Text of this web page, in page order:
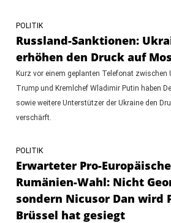
POLITIK
Russland-Sanktionen:
erhöhen den Druck auf
Kurz vor einem geplanten Telefonat zwischen
Trump und Kremlchef Wladimir Putin haben
sowie weitere Unterstützer der Ukraine den
verschärft.
POLITIK
Erwarteter Pro-
Rumänien-Wahl: Nicht
sondern Nicusor Dan wird
Brüssel hat gesiegt